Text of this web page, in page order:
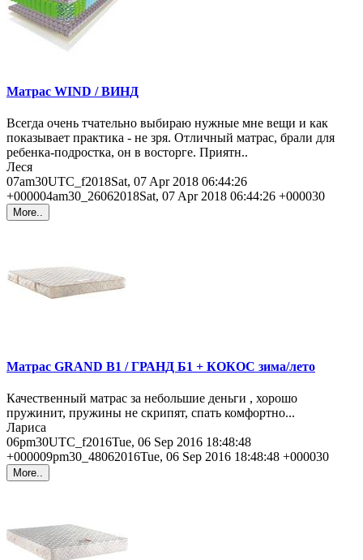
Матрас WIND / ВИНД
Всегда очень тчательно выбираю нужные мне вещи и как
показывает практика - не зря. Отличный матрас, брали для
ребенка-подростка, он в восторге. Приятн..
Леся
07am30UTC_f2018Sat, 07 Apr 2018 06:44:26
+000004am30_26062018Sat, 07 Apr 2018 06:44:26 +000030
More..
Матрас GRAND B1 / ГРАНД Б1 + КОКОС зима/лето
Качественный матрас за небольшие деньги , хорошо
пружинит, пружины не скрипят, спать комфортно...
Лариса
06pm30UTC_f2016Tue, 06 Sep 2016 18:48:48
+000009pm30_48062016Tue, 06 Sep 2016 18:48:48 +000030
More..